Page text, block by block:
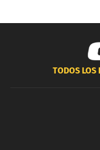
TODOS LOS